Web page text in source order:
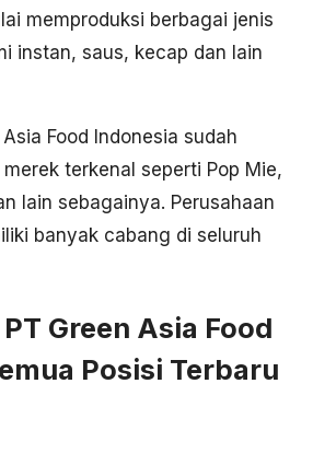
memproduksi berbagai jenis
instan, saus, kecap dan lain
Food Indonesia sudah
terkenal seperti Pop Mie,
lain sebagainya. Perusahaan
banyak cabang di seluruh
Green Asia Food
Posisi Terbaru